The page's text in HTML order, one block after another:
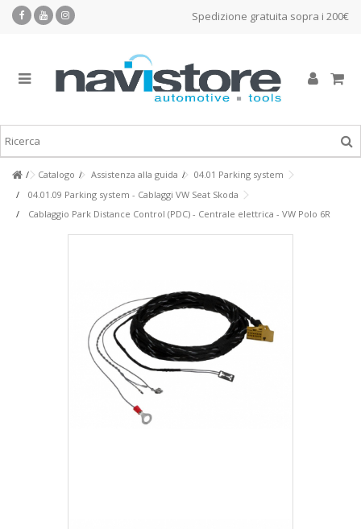
Spedizione gratuita sopra i 200€
Catalogo Assistenza alla guida
04.01 Parking system
04.01.09 Parking system - Cablaggi VW Seat Skoda
Cablaggio Park Distance Control (PDC) - Centrale elettrica - VW Polo 6R